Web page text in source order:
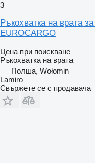
3
Ръкохватка на врата
EUROCARGO
Цена при поискване
Ръкохватка на врата
Полша, Wołomin
Lamiro
Свържете се с продавача